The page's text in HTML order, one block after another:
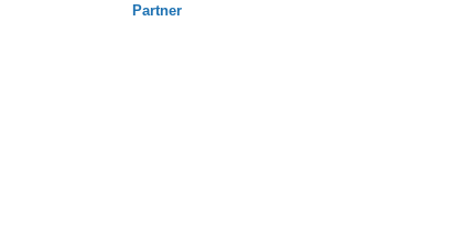
Partner